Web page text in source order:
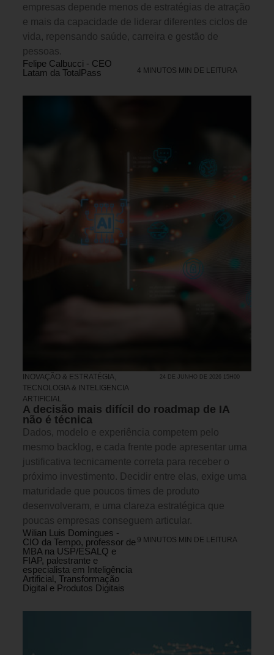
empresas depende menos de estratégias de atração
e mais da capacidade de liderar diferentes ciclos de
vida, repensando saúde, carreira e gestão de
pessoas.
Felipe Calbucci - CEO
Latam da TotalPass
4 MINUTOS MIN DE LEITURA
INOVAÇÃO & ESTRATÉGIA,
TECNOLOGIA & INTELIGENCIA
ARTIFICIAL
24 DE JUNHO DE 2026 15H00
A decisão mais difícil do roadmap de IA
não é técnica
Dados, modelo e experiência competem pelo
mesmo backlog, e cada frente pode apresentar uma
justificativa tecnicamente correta para receber o
próximo investimento. Decidir entre elas, exige uma
maturidade que poucos times de produto
desenvolveram, e uma clareza estratégica que
poucas empresas conseguem articular.
Wilian Luis Domingues -
CIO da Tempo, professor de
MBA na USP/ESALQ e
FIAP, palestrante e
especialista em Inteligência
Artificial, Transformação
Digital e Produtos Digitais
9 MINUTOS MIN DE LEITURA